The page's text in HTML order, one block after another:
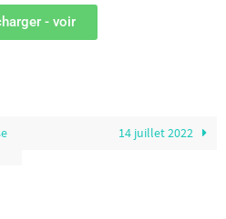
- voir
14 juillet 2022